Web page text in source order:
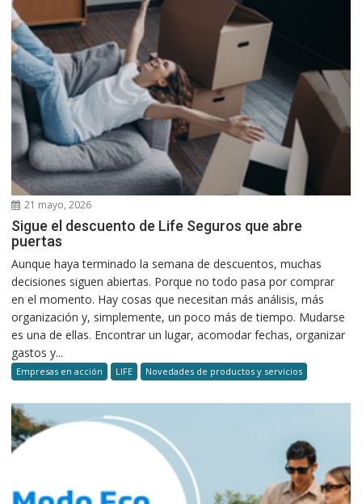
21 mayo, 2026
Sigue el descuento de Life Seguros que abre
puertas
Aunque haya terminado la semana de descuentos, muchas
decisiones siguen abiertas. Porque no todo pasa por comprar
en el momento. Hay cosas que necesitan más análisis, más
organización y, simplemente, un poco más de tiempo. Mudarse
es una de ellas. Encontrar un lugar, acomodar fechas, organizar
gastos y...
Empresas en acción LIFE Novedades de productos y servicios